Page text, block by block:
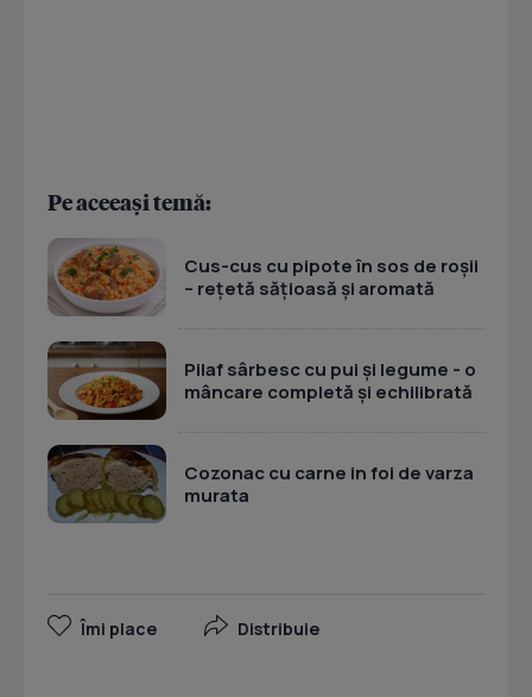
Pe aceeași temă:
Cus-cus cu pipote în sos de roșii
– rețetă sățioasă și aromată
Pilaf sârbesc cu pui și legume - o
mâncare completă și echilibrată
Cozonac cu carne in foi de varza
murata
Îmi place Distribuie